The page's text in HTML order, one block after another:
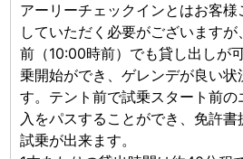
アーリーチェックインとはお客
していただく必要がございます
前（10:00時前）でも貸し出しが
乗開始ができ、ゲレンデが良い
す。テント前で試乗スタート前
入をパスすることができ、免許
試乗が出来ます。